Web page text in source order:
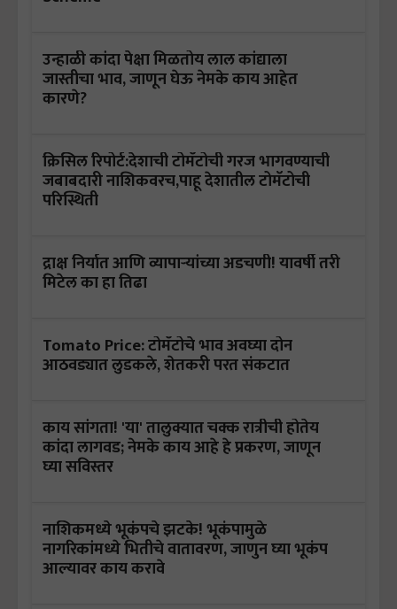
उन्हाळी कांदा पेक्षा मिळतोय लाल कांद्याला
जास्तीचा भाव, जाणून घेऊ नेमके काय आहेत
कारणे?
क्रिसिल रिपोर्ट:देशाची टोमॅटोची गरज भागवण्याची
जबाबदारी नाशिकवरच,पाहू देशातील टोमॅटोची
परिस्थिती
द्राक्ष निर्यात आणि व्यापाऱ्यांच्या अडचणी! यावर्षी तरी
मिटेल का हा तिढा
Tomato Price: टोमॅटोचे भाव अवघ्या दोन
आठवड्यात लुडकले, शेतकरी परत संकटात
काय सांगता! 'या' तालुक्यात चक्क रात्रीची होतेय
कांदा लागवड; नेमके काय आहे हे प्रकरण, जाणून
घ्या सविस्तर
नाशिकमध्ये भूकंपचे झटके! भूकंपामुळे
नागरिकांमध्ये भितीचे वातावरण, जाणुन घ्या भूकंप
आल्यावर काय करावे